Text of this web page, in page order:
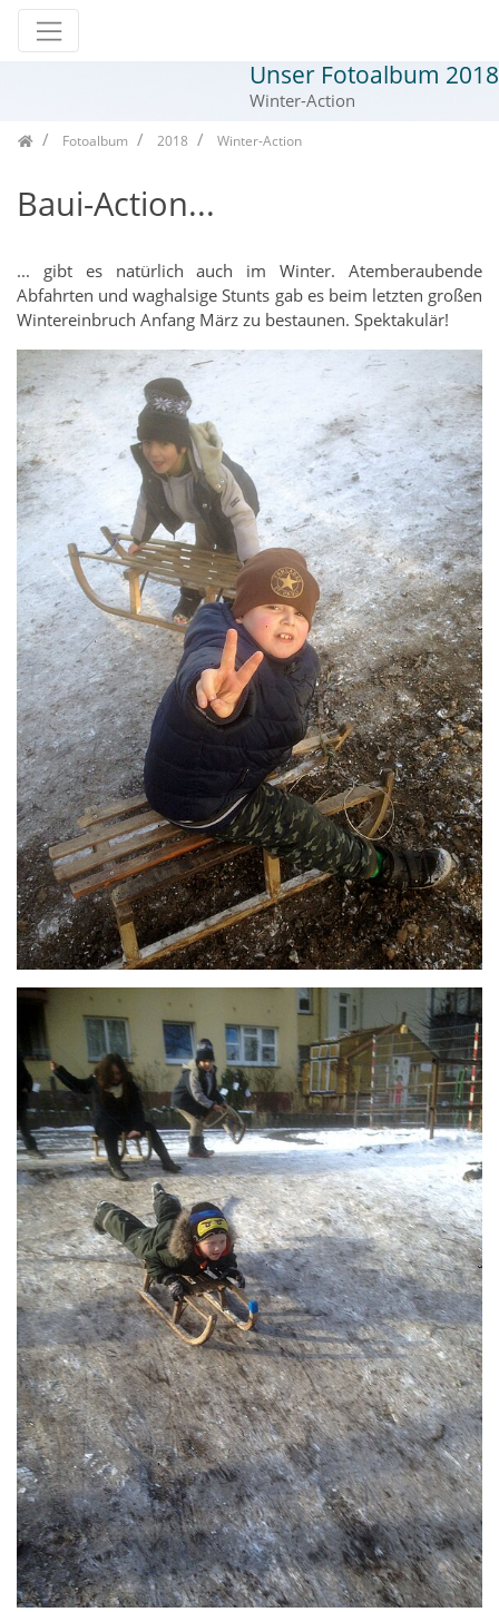
Unser Fotoalbum 2018
Winter-Action
Seitenbaum
Fotoalbum 2018 Winter-Action
Baui-Action...
... gibt es natürlich auch im Winter. Atemberaubende
Abfahrten und waghalsige Stunts gab es beim letzten großen
Wintereinbruch Anfang März zu bestaunen. Spektakulär!